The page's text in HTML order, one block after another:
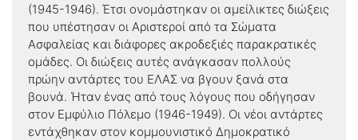
(1945-1946). Έτσι ονομάστηκαν οι αμείλικτες διώξεις
που υπέστησαν οι Αριστεροί από τα Σώματα
Ασφαλείας και διάφορες ακροδεξιές παρακρατικές
ομάδες. Οι διώξεις αυτές ανάγκασαν πολλούς
πρώην αντάρτες του ΕΛΑΣ να βγουν ξανά στα
βουνά. Ήταν ένας από τους λόγους που οδήγησαν
στον Εμφύλιο Πόλεμο (1946-1949). Οι νέοι αντάρτες
εντάχθηκαν στον κομμουνιστικό Δημοκρατικό